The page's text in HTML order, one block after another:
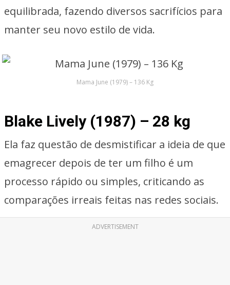
equilibrada, fazendo diversos sacrifícios para
manter seu novo estilo de vida.
Mama June (1979) – 136 Kg
Blake Lively (1987) – 28 kg
Ela faz questão de desmistificar a ideia de que
emagrecer depois de ter um filho é um
processo rápido ou simples, criticando as
comparações irreais feitas nas redes sociais.
ADVERTISEMENT